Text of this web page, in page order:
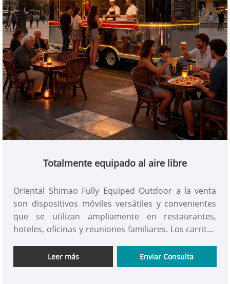
Totalmente equipado al aire libre
Oriental Shimao Fully Equiped Outdoor a la venta
son dispositivos móviles versátiles y convenientes
que se utilizan ampliamente en restaurantes,
hoteles, oficinas y reuniones familiares. Los carritos
mejorar la comodidad del trabajo y la vida.
¡consíguelo ahora!
Leer más Enviar Consulta